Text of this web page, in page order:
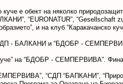
е обект на няколко
“EURONATUR”, “Gesellschaft
и на клуб “Каракачанско
- БАЛКАНИ и “БДОБР -
на “БДОБР - СЕМПЕРВИВА”.
“СДП “БАПКАНИ”,